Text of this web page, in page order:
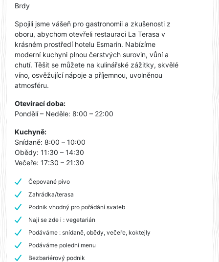
Brdy
Spojili jsme vášeň pro gastronomii a zkušenosti z
oboru, abychom otevřeli restauraci La Terasa v
krásném prostředí hotelu Esmarin. Nabízíme
moderní kuchyni plnou čerstvých surovin, vůní a
chutí. Těšit se můžete na kulinářské zážitky, skvělé
víno, osvěžující nápoje a příjemnou, uvolněnou
atmosféru.
Otevírací doba:
Pondělí – Neděle: 8:00 – 22:00
Kuchyně:
Snídaně: 8:00 – 10:00
Obědy: 11:30 – 14:30
Večeře: 17:30 – 21:30
Čepované pivo
Zahrádka/terasa
Podnik vhodný pro pořádání svateb
Nají se zde i : vegetarián
Podáváme : snídaně, obědy, večeře, koktejly
Podáváme polední menu
Bezbariérový podnik